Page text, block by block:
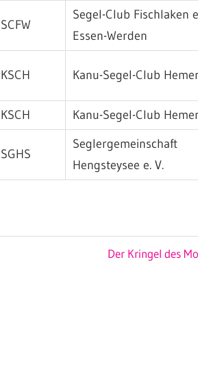
SCFW
Segel-Club Fischlaken
Essen-Werden
KSCH Kanu-Segel-Club
KSCH Kanu-Segel-Club
SGHS
Seglergemeinschaft
Hengsteysee e. V.
Nächster
Der Kringel des